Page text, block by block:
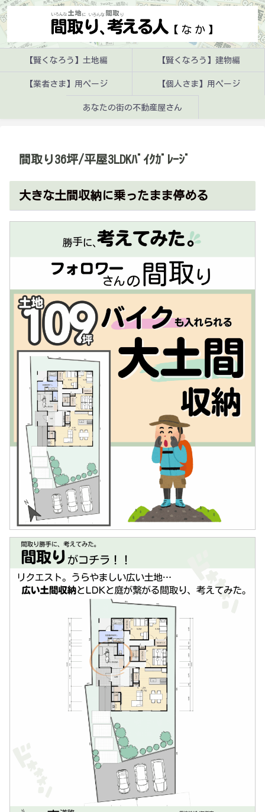
【賢くなろう】土地編 【賢くなろう】建物編
【業者さま】用ページ 【個人さま】用ページ
あなたの街の不動産屋さん
間取り36坪/平屋3LDKﾊﾞｲｸｶﾞﾚｰｼﾞ
大きな土間収納に乗ったまま停める